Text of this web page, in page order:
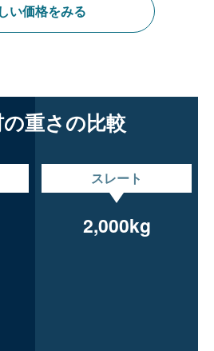
い価格をみる
重さの比較
スレート
2,000kg